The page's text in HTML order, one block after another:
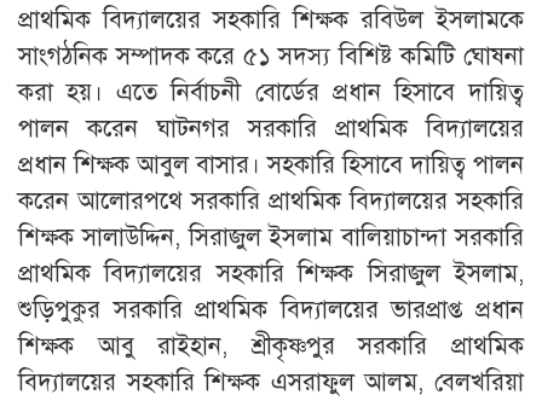
প্রাথমিক বিদ্যালয়ের সহকারি শিক্ষক রবিউল ইসলামকে
সাংগঠনিক সম্পাদক করে ৫১ সদস্য বিশিষ্ট কমিটি ঘোষনা
করা হয়। এতে নির্বাচনী বোর্ডের প্রধান হিসাবে দায়িত্ব
পালন করেন ঘাটনগর সরকারি প্রাথমিক বিদ্যালয়ের
প্রধান শিক্ষক আবুল বাসার। সহকারি হিসাবে দায়িত্ব পালন
করেন আলোরপথে সরকারি প্রাথমিক বিদ্যালয়ের সহকারি
শিক্ষক সালাউদ্দিন, সিরাজুল ইসলাম বালিয়াচান্দা সরকারি
প্রাথমিক বিদ্যালয়ের সহকারি শিক্ষক সিরাজুল ইসলাম,
শুড়িপুকুর সরকারি প্রাথমিক বিদ্যালয়ের ভারপ্রাপ্ত প্রধান
শিক্ষক আবু রাইহান, শ্রীকৃষ্ণপুর সরকারি প্রাথমিক
বিদ্যালয়ের সহকারি শিক্ষক এসরাফুল আলম, বেলখরিয়া